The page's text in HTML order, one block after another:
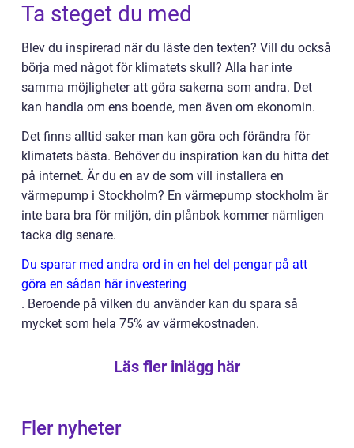
Ta steget du med
Blev du inspirerad när du läste den texten? Vill du också
börja med något för klimatets skull? Alla har inte
samma möjligheter att göra sakerna som andra. Det
kan handla om ens boende, men även om ekonomin.
Det finns alltid saker man kan göra och förändra för
klimatets bästa. Behöver du inspiration kan du hitta det
på internet. Är du en av de som vill installera en
värmepump i Stockholm? En värmepump stockholm är
inte bara bra för miljön, din plånbok kommer nämligen
tacka dig senare.
Du sparar med andra ord in en hel del pengar på att
göra en sådan här investering
. Beroende på vilken du använder kan du spara så
mycket som hela 75% av värmekostnaden.
Läs fler inlägg här
Fler nyheter